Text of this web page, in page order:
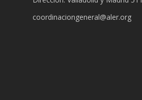
coordinaciongeneral@aler.org